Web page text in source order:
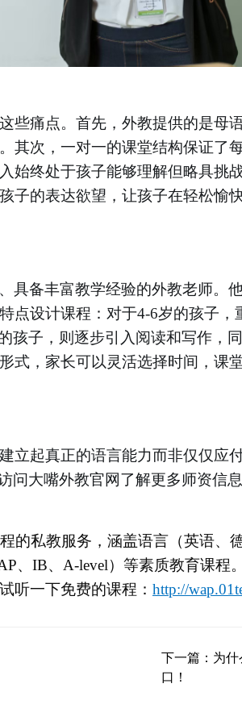
些痛点。首先，外教提供的是母
其次，一对一的课堂结构保证了
始终处于孩子能够理解但略具挑
子的表达欲望，让孩子在轻松愉
具备丰富教学经验的外教老师。
点设计课程：对于4-6岁的孩子
孩子，则逐步引入阅读和写作，
式，家长可以灵活选择时间，课
立起真正的语言能力而非仅仅应
问大嘴外教官网了解更多师资信
的私教服务，涵盖语言（英语、
、IB、A-level）等素质教育课程
听一下免费的课程： http://
下一篇：为
口！